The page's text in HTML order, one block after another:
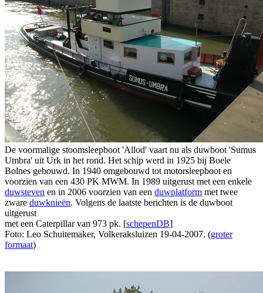
De voormalige stoomsleepboot 'Allod' vaart nu als duwboot 'Sumus
Umbra' uit Urk in het rond. Het schip werd in 1925 bij Boele
Bolnes gebouwd. In 1940 omgebouwd tot motorsleepboot en
voorzien van een 430 PK MWM. In 1989 uitgerust met een enkele
duwsteven en in 2006 voorzien van een duwplatform met twee
zware duwknieën. Volgens de laatste berichten is de duwboot
uitgerust
met een Caterpillar van 973 pk. [schepenDB]
Foto: Leo Schuitemaker, Volkeraksluizen 19-04-2007. (groter
formaat)